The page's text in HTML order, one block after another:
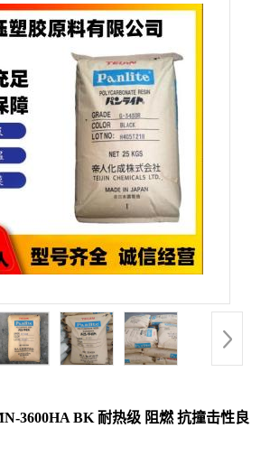
3600HA BK 耐热级 阻燃 抗撞击性良